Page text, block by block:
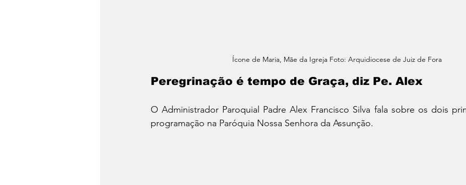
Ícone de Maria, Mãe da Igreja Foto: Arquidiocese de Juiz de Fora
Peregrinação é tempo de Graça, diz Pe. Alex
O Administrador Paroquial Padre Alex Francisco Silva fala sobre os dois
programação na Paróquia Nossa Senhora da Assunção.